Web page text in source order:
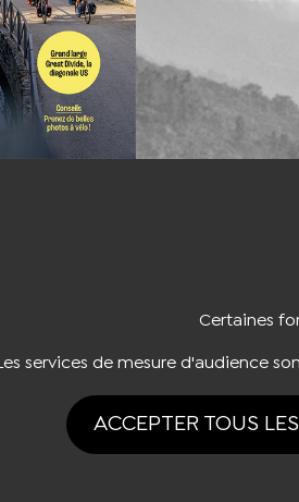
Certaines
Les services de mesure d'audience
ACCEPTER TOUS